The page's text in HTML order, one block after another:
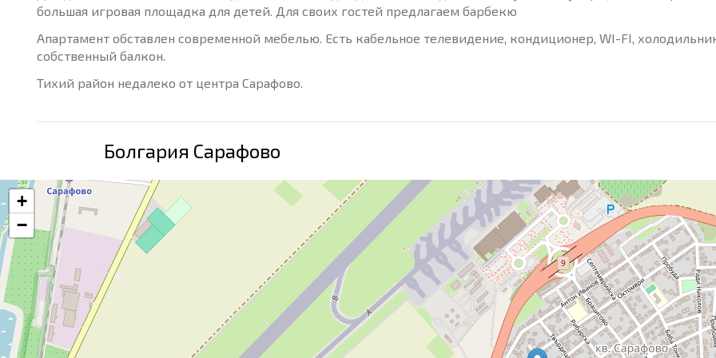
большая игровая площадка для детей. Для своих гостей предлагаем барбекю
Апартамент обставлен современной мебелью. Есть кабельное телевидение, кондиционер, WI-FI,
собственный балкон.
Тихий район недалеко от центра Сарафово.
Болгария Сарафово
+
−